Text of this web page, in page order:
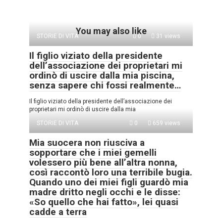
You may also like
STORIE DI VITA 0 31 views
Il figlio viziato della presidente
dell’associazione dei proprietari mi
ordinò di uscire dalla mia piscina,
senza sapere chi fossi realmente…
Il figlio viziato della presidente dell’associazione dei
proprietari mi ordinò di uscire dalla mia
STORIE DI VITA
0 659 views
Mia suocera non riusciva a
sopportare che i miei gemelli
volessero più bene all’altra nonna,
così raccontò loro una terribile bugia.
Quando uno dei miei figli guardò mia
madre dritto negli occhi e le disse:
«So quello che hai fatto», lei quasi
cadde a terra